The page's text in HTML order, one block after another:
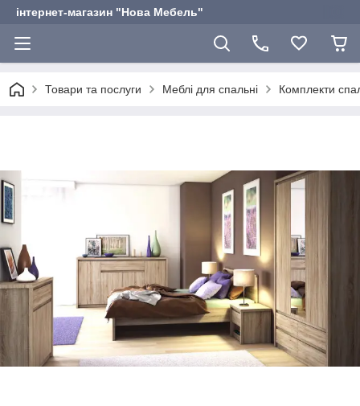
інтернет-магазин "Нова Мебель"
Товари та послуги Меблі для спальні Комплекти